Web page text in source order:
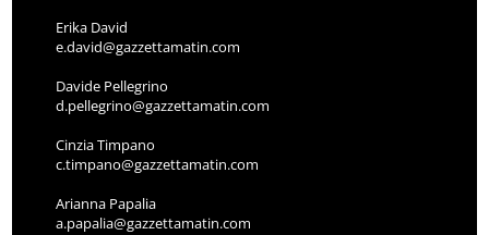
Erika David
e.david@gazzettamatin.com
Davide Pellegrino
d.pellegrino@gazzettamatin.com
Cinzia Timpano
c.timpano@gazzettamatin.com
Arianna Papalia
a.papalia@gazzettamatin.com